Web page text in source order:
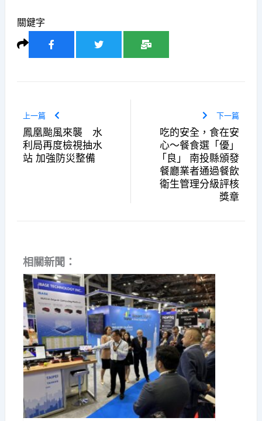
關鍵字
上一篇
鳳凰颱風來襲 水
利局再度檢視抽水
站 加強防災整備
下一篇
吃的安全，食在安
心～餐食選「優」
「良」 南投縣頒發
餐廳業者通過餐飲
衛生管理分級評核
獎章
相關新聞：